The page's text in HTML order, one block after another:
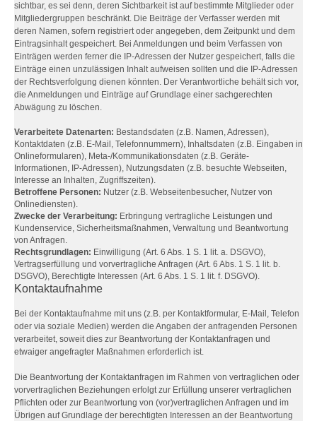
sichtbar, es sei denn, deren Sichtbarkeit ist auf bestimmte Mitglieder oder
Mitgliedergruppen beschränkt. Die Beiträge der Verfasser werden mit
deren Namen, sofern registriert oder angegeben, dem Zeitpunkt und dem
Eintragsinhalt gespeichert. Bei Anmeldungen und beim Verfassen von
Einträgen werden ferner die IP-Adressen der Nutzer gespeichert, falls die
Einträge einen unzulässigen Inhalt aufweisen sollten und die IP-Adressen
der Rechtsverfolgung dienen könnten. Der Verantwortliche behält sich vor,
die Anmeldungen und Einträge auf Grundlage einer sachgerechten
Abwägung zu löschen.
Verarbeitete Datenarten: Bestandsdaten (z.B. Namen, Adressen),
Kontaktdaten (z.B. E-Mail, Telefonnummern), Inhaltsdaten (z.B. Eingaben in
Onlineformularen), Meta-/Kommunikationsdaten (z.B. Geräte-
Informationen, IP-Adressen), Nutzungsdaten (z.B. besuchte Webseiten,
Interesse an Inhalten, Zugriffszeiten).
Betroffene Personen: Nutzer (z.B. Webseitenbesucher, Nutzer von
Onlinediensten).
Zwecke der Verarbeitung: Erbringung vertragliche Leistungen und
Kundenservice, Sicherheitsmaßnahmen, Verwaltung und Beantwortung
von Anfragen.
Rechtsgrundlagen: Einwilligung (Art. 6 Abs. 1 S. 1 lit. a. DSGVO),
Vertragserfüllung und vorvertragliche Anfragen (Art. 6 Abs. 1 S. 1 lit. b.
DSGVO), Berechtigte Interessen (Art. 6 Abs. 1 S. 1 lit. f. DSGVO).
Kontaktaufnahme
Bei der Kontaktaufnahme mit uns (z.B. per Kontaktformular, E-Mail, Telefon
oder via soziale Medien) werden die Angaben der anfragenden Personen
verarbeitet, soweit dies zur Beantwortung der Kontaktanfragen und
etwaiger angefragter Maßnahmen erforderlich ist.
Die Beantwortung der Kontaktanfragen im Rahmen von vertraglichen oder
vorvertraglichen Beziehungen erfolgt zur Erfüllung unserer vertraglichen
Pflichten oder zur Beantwortung von (vor)vertraglichen Anfragen und im
Übrigen auf Grundlage der berechtigten Interessen an der Beantwortung